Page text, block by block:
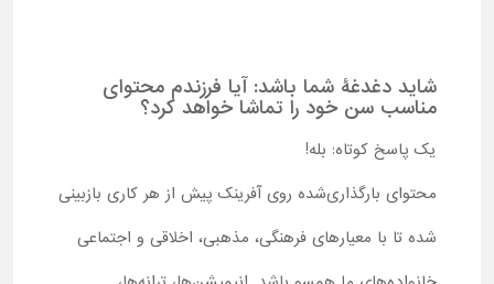
شاید دغدغۀ شما باشد: آیا فرزندم محتوای
مناسب سن خود را تماشا خواهد کرد؟
یک پاسخ کوتاه: بله!
محتوای بارگذاری‌شده روی آفرینک پیش از هر کاری بازبینی
شده تا با معیارهای فرهنگی، مذهبی، اخلاقی و اجتماعی